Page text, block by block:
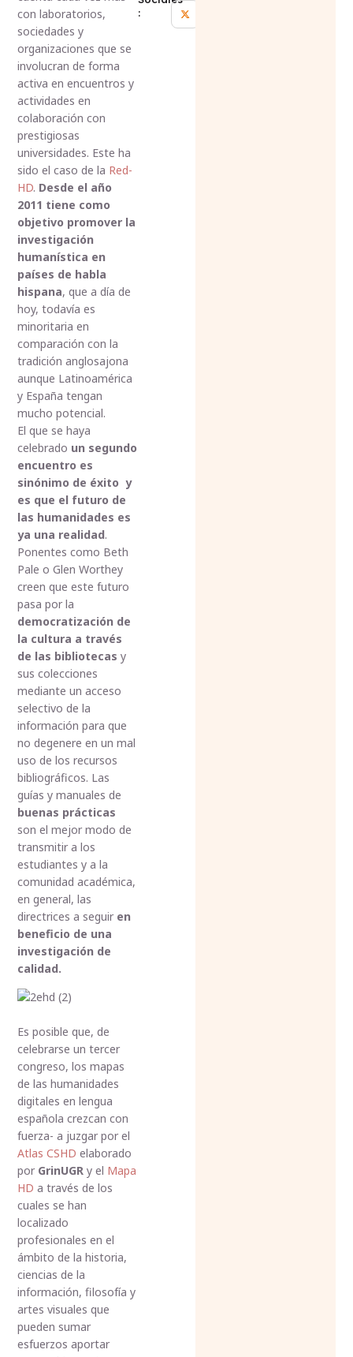
con laboratorios,
sociedades y
organizaciones que se
involucran de forma
activa en encuentros y
actividades en
colaboración con
prestigiosas
universidades. Este ha
sido el caso de la Red-
HD. Desde el año
2011 tiene como
objetivo promover la
investigación
humanística en
países de habla
hispana, que a día de
hoy, todavía es
minoritaria en
comparación con la
tradición anglosajona
aunque Latinoamérica
y España tengan
mucho potencial.
El que se haya
celebrado un segundo
encuentro es
sinónimo de éxito y
es que el futuro de
las humanidades es
ya una realidad.
Ponentes como Beth
Pale o Glen Worthey
creen que este futuro
pasa por la
democratización de
la cultura a través
de las bibliotecas y
sus colecciones
mediante un acceso
selectivo de la
información para que
no degenere en un mal
uso de los recursos
bibliográficos. Las
guías y manuales de
buenas prácticas
son el mejor modo de
transmitir a los
estudiantes y a la
comunidad académica,
en general, las
directrices a seguir en
beneficio de una
investigación de
calidad.
Es posible que, de
celebrarse un tercer
congreso, los mapas
de las humanidades
digitales en lengua
española crezcan con
fuerza- a juzgar por el
Atlas CSHD elaborado
porGrinUGR y el Mapa
HD a través de los
cuales se han
localizado
profesionales en el
ámbito de la historia,
ciencias de la
información, filosofía y
artes visuales que
pueden sumar
esfuerzos aportar
: